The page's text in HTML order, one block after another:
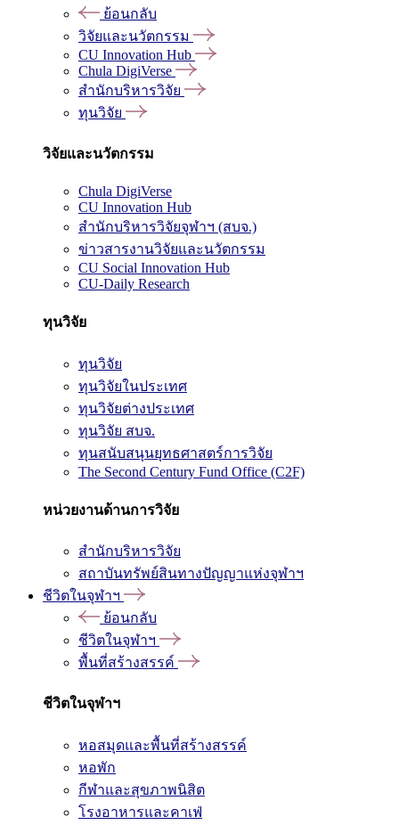
ย้อนกลับ
วิจัยและนวัตกรรม
CU Innovation Hub
Chula DigiVerse
สำนักบริหารวิจัย
ทุนวิจัย
วิจัยและนวัตกรรม
Chula DigiVerse
CU Innovation Hub
สำนักบริหารวิจัยจุฬาฯ (สบจ.)
ข่าวสารงานวิจัยและนวัตกรรม
CU Social Innovation Hub
CU-Daily Research
ทุนวิจัย
ทุนวิจัย
ทุนวิจัยในประเทศ
ทุนวิจัยต่างประเทศ
ทุนวิจัย สบจ.
ทุนสนับสนุนยุทธศาสตร์การวิจัย
The Second Century Fund Office (C2F)
หน่วยงานด้านการวิจัย
สำนักบริหารวิจัย
สถาบันทรัพย์สินทางปัญญาแห่งจุฬาฯ
ชีวิตในจุฬาฯ
ย้อนกลับ
ชีวิตในจุฬาฯ
พื้นที่สร้างสรรค์
ชีวิตในจุฬาฯ
หอสมุดและพื้นที่สร้างสรรค์
หอพัก
กีฬาและสุขภาพนิสิต
โรงอาหารและคาเฟ่